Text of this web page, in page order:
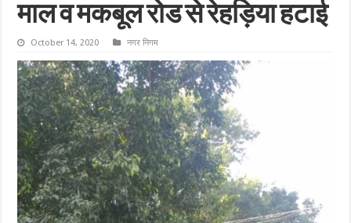
माल व मकबूल रोड से रेहड़िया हटाई
October 14, 2020 नगर निगम